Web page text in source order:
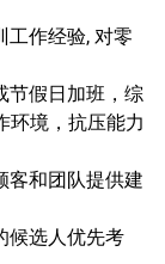
工作经验, 对零
节假日加班，综
环境，抗压能力
客和团队提供建
候选人优先考